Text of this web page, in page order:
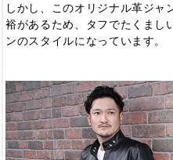
しかし、このオリジナル革ジャ
裕があるため、タフでたくまし
ンのスタイルになっています。